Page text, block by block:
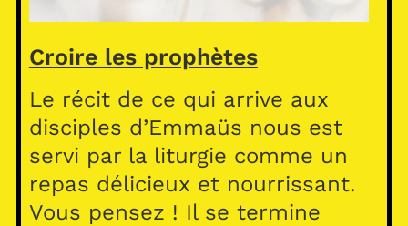
Croire les prophètes
Le récit de ce qui arrive aux
disciples d’Emmaüs nous est
servi par la liturgie comme un
repas délicieux et nourrissant.
Vous pensez ! Il se termine